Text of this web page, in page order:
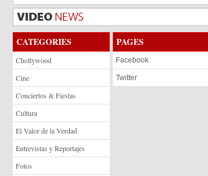
CATEGORIES
Chollywood
Cine
Conciertos & Fiestas
Cultura
El Valor de la Verdad
Entrevistas y Reportajes
Fotos
PAGES
Facebook
Twitter